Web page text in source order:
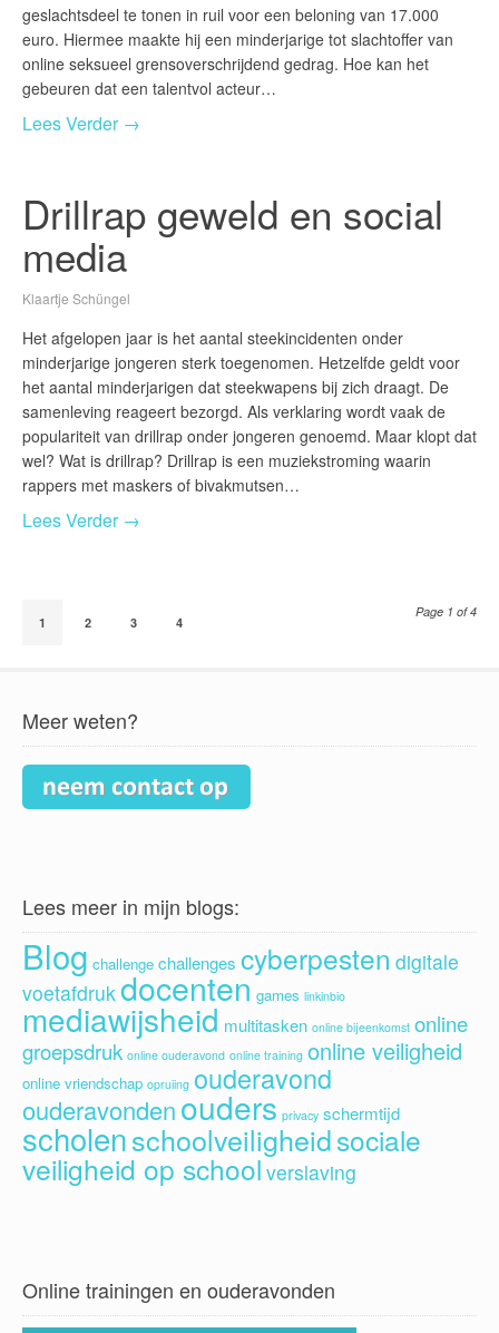
geslachtsdeel te tonen in ruil voor een beloning van 17.000
euro. Hiermee maakte hij een minderjarige tot slachtoffer van
online seksueel grensoverschrijdend gedrag. Hoe kan het
gebeuren dat een talentvol acteur…
Lees Verder →
Drillrap geweld en social
media
Klaartje Schüngel
Het afgelopen jaar is het aantal steekincidenten onder
minderjarige jongeren sterk toegenomen. Hetzelfde geldt voor
het aantal minderjarigen dat steekwapens bij zich draagt. De
samenleving reageert bezorgd. Als verklaring wordt vaak de
populariteit van drillrap onder jongeren genoemd. Maar klopt dat
wel? Wat is drillrap? Drillrap is een muziekstroming waarin
rappers met maskers of bivakmutsen…
Lees Verder →
1 2 3 4
Page 1 of 4
Meer weten?
Lees meer in mijn blogs:
Blog challenge challenges cyberpesten digitale
voetafdrukdocenten games linkinbio
mediawijsheid multitasken online bijeenkomst online
groepsdruk online ouderavond online training online veiligheid
online vriendschap opruiing ouderavond
ouderavondenouders privacy schermtijd
scholenschoolveiligheidsociale
veiligheid op school verslaving
Online trainingen en ouderavonden